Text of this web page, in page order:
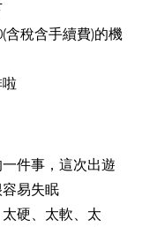
含稅含手續費)的機
件事，這次出遊
易失眠
硬、太軟、太